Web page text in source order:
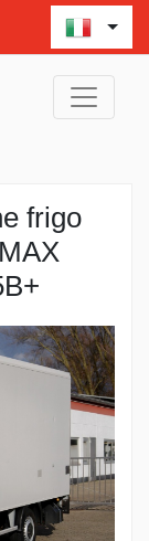
frigo